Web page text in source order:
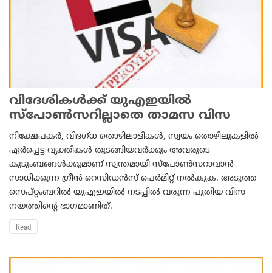
വിദേശികള്‍ക്ക് യുഎഇയില്‍
സ്‌പോണ്‍സറില്ലാതെ താമസ വിസ
നിക്ഷേപകര്‍, വിദഗ്ധ തൊഴിലാളികള്‍, സ്വയം തൊഴിലുകളില്‍
ഏര്‍പ്പെട്ട വ്യക്തികള്‍ തുടങ്ങിയവര്‍ക്കും അവരുടെ
കുടുംബങ്ങള്‍ക്കുമാണ് സ്വന്തമായി സ്‌പോണ്‍സറാവാന്‍
സാധിക്കുന്ന ഗ്രീന്‍ റെസിഡന്‍സ് പെര്‍മിറ്റ് നല്‍കുക. അടുത്ത
സെപ്റ്റംബറിൽ യുഎഇയില്‍ നടപ്പില്‍ വരുന്ന പുതിയ വിസ
നയത്തിന്റെ ഭാഗമാണിത്.
Read